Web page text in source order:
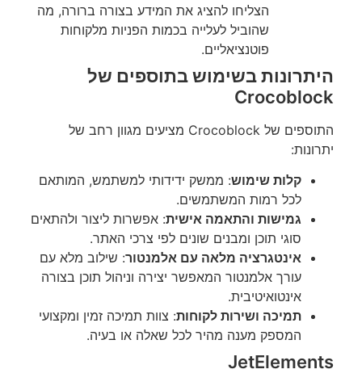
הצליחו להציג את המידע בצורה ברורה, מה
שהוביל לעלייה בכמות הפניות מלקוחות
פוטנציאליים.
היתרונות בשימוש בתוספים של
Crocoblock
התוספים של Crocoblock מציעים מגוון רחב של
יתרונות:
קלות שימוש: ממשק ידידותי למשתמש, המותאם
לכל רמות המשתמשים.
גמישות והתאמה אישית: אפשרות ליצור ולהתאים
סוגי תוכן ומבנים שונים לפי צרכי האתר.
אינטגרציה מלאה עם אלמנטור: שילוב מלא עם
עורך אלמנטור המאפשר יצירה וניהול תוכן בצורה
אינטואיטיבית.
תמיכה ושירות לקוחות: צוות תמיכה זמין ומקצועי
המספק מענה מהיר לכל שאלה או בעיה.
JetElements